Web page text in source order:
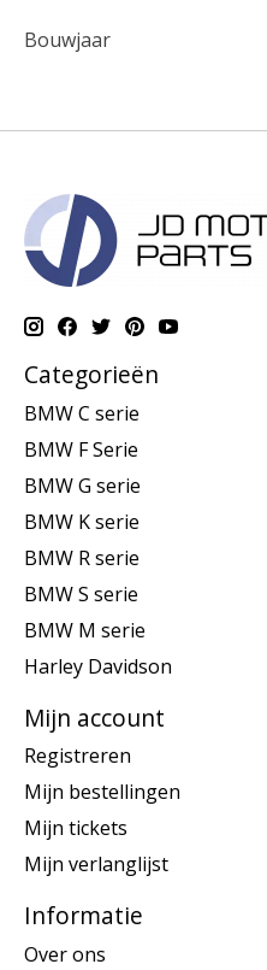
Bouwjaar
Categorieën
BMW C serie
BMW F Serie
BMW G serie
BMW K serie
BMW R serie
BMW S serie
BMW M serie
Harley Davidson
Mijn account
Registreren
Mijn bestellingen
Mijn tickets
Mijn verlanglijst
Informatie
Over ons